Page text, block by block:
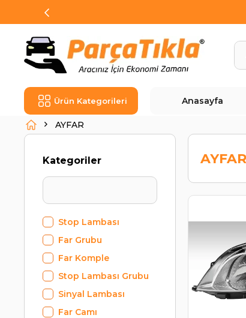
Ürün Kategorileri Anasayfa
AYFAR
Kategoriler
Stop Lambası
Far Grubu
Far Komple
Stop Lambası Grubu
Sinyal Lambası
Far Camı
AYFAR